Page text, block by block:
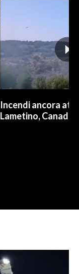
Incendi ancora
Lametino,